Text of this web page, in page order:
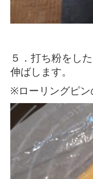
５．打ち粉をし
伸ばします。
※ローリングピン